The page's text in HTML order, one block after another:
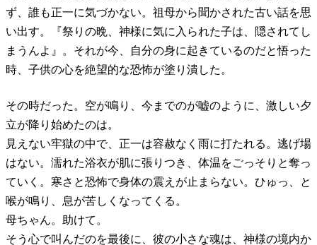
ず、誰も正一に気づかない。祖母から聞かされた古い話を思
い出す。『祭りの晩、神様に気に入られた子は、隠されてし
まうんよ』。それが今、自分の身に起きているのだと悟った
時、子供の心を絶望的な恐怖が塗り潰した。
その時だった。空が鳴り、今までのが嘘のように、激しい夕
立が降り始めたのは。
見えない牢獄の中で、正一は容赦なく雨に打たれる。逃げ場
はない。濡れた浴衣が肌に張りつき、体温をごっそりと奪っ
ていく。寒さと恐怖で身体の震えが止まらない。ひゅっ、と
喉が鳴り、息が苦しくなってくる。
母ちゃん。助けて。
そう心で叫んだのを最後に、彼の小さな魂は、神様の境内か